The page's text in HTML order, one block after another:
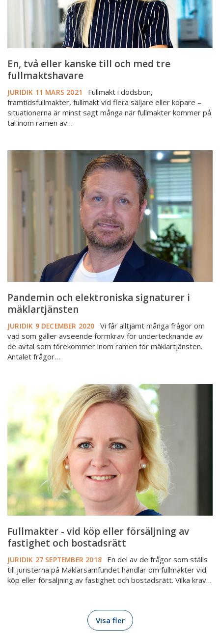
fullmaktshavare
En, två eller kanske till och med tre
fullmaktshavare
JURIDIK 11 MARS 2021
Fullmakt i dödsbon,
framtidsfullmakter, fullmakt vid flera säljare eller köpare –
situationerna är minst sagt många när fullmakter kommer på
tal inom ramen av…
Pandemin
elektroniska
mäklartjänsten
Pandemin och elektroniska signaturer i
mäklartjänsten
JURIDIK 9 DECEMBER 2020
Vi får alltjämt många frågor om
vad som gäller avseende formkrav för undertecknande av
de avtal som förekommer inom ramen för mäklartjänsten.
Antalet frågor…
köp
eller
försäljning
fastighet
och
bostadsrätt
Fullmakter - vid köp eller försäljning av
fastighet och bostadsrätt
JURIDIK 27 SEPTEMBER 2018
En del av de frågor som ställs
till juristerna på Mäklarsamfundet handlar om fullmakter vid
köp eller försäljning av fastighet och bostadsrätt. Vilka krav…
Visa fler